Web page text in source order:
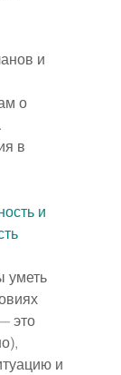
и
о
в
и
уметь
это
и